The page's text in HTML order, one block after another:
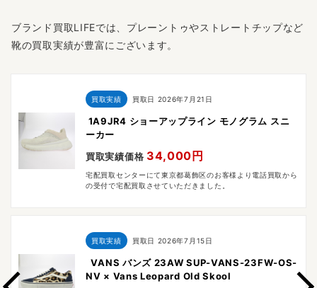
ブランド買取LIFEでは、プレーントゥやストレートチップなど
靴の買取実績が豊富にございます。
買取実績 買取日 2026年7月21日
1A9JR4 ショーアップライン モノグラム スニ
ーカー
買取実績価格 34,000円
宅配買取センターにて東京都葛飾区のお客様より電話買取から
の受付で宅配買取させていただきました。
買取実績 買取日 2026年7月15日
VANS バンズ 23AW SUP-VANS-23FW-OS-
NV × Vans Leopard Old Skool